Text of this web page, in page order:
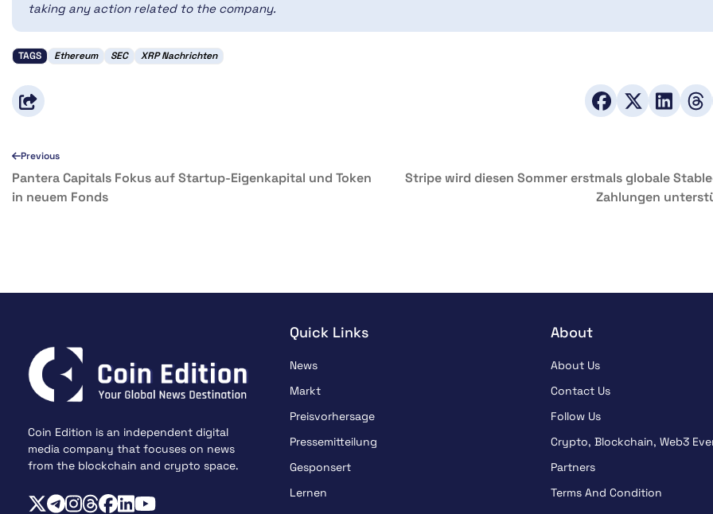
taking any action related to the company.
TAGS Ethereum SEC XRP Nachrichten
Previous
Pantera Capitals Fokus auf Startup-Eigenkapital und Token
in neuem Fonds
Stripe wird diesen Sommer erstmals globale
Zahlungen
Coin Edition is an independent digital
media company that focuses on news
from the blockchain and crypto space.
Quick Links
News
Markt
Preisvorhersage
Pressemitteilung
Gesponsert
Lernen
About
About Us
Contact Us
Follow Us
Crypto, Blockchain, Web3
Partners
Terms And Condition